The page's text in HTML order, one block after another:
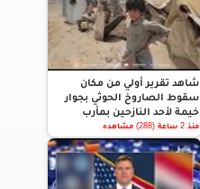
شاهد تقرير أولي من مكان
سقوط الصاروخ الحوثي بجوار
خيمة لأحد النازحين بمأرب
منذ 2 ساعة (288) مشاهده